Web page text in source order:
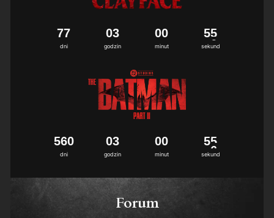
dni
77
godzin
03
minut
00
sekund
54
dni
560
godzin
03
minut
00
sekund
54
Forum